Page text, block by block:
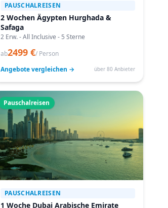
PAUSCHALREISEN
2 Wochen Ägypten Hurghada &
Safaga
2 Erw. - All Inclusive - 5 Sterne
ab2499 €/ Person
Angebote vergleichen →
über 80 Anbieter
Pauschalreisen
PAUSCHALREISEN
1 Woche Dubai Arabische Emirate